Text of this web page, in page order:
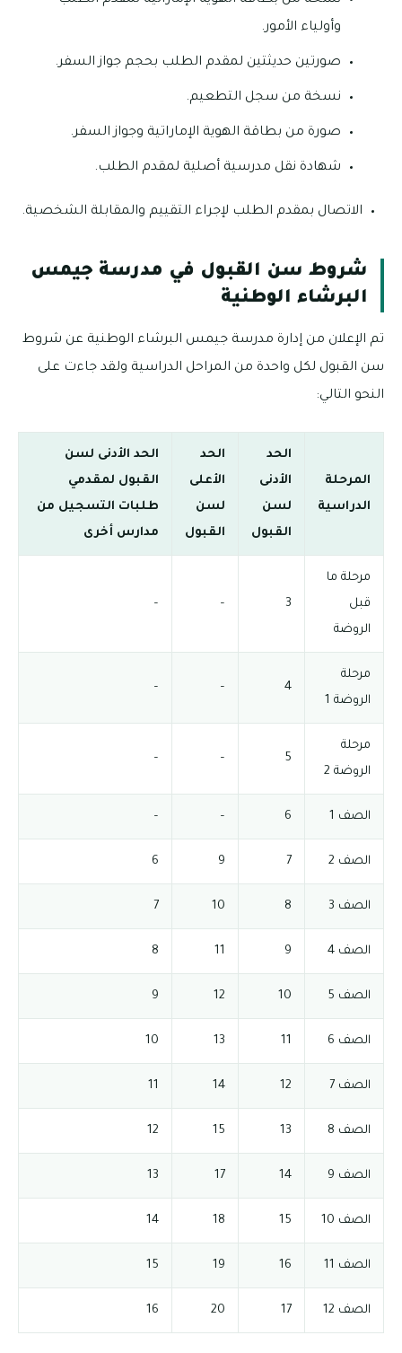
وأولياء الأمور.
صورتين حديثتين لمقدم الطلب بحجم جواز السفر.
نسخة من سجل التطعيم.
صورة من بطاقة الهوية الإماراتية وجواز السفر.
شهادة نقل مدرسية أصلية لمقدم الطلب.
الاتصال بمقدم الطلب لإجراء التقييم والمقابلة الشخصية.
شروط سن القبول في مدرسة جيمس
البرشاء الوطنية
تم الإعلان من إدارة مدرسة جيمس البرشاء الوطنية عن شروط
سن القبول لكل واحدة من المراحل الدراسية ولقد جاءت على
النحو التالي:
المرحلة
الدراسية
الحد
الأدنى
لسن
القبول
الحد
الأعلى
لسن
القبول
الحد الأدنى لسن
القبول لمقدمي
طلبات التسجيل من
مدارس أخرى
مرحلة ما
قبل
الروضة
3
–
–
مرحلة
الروضة 1
4
–
–
مرحلة
الروضة 2
5
–
–
الصف 1 6
–
–
الصف 2 7
9
6
الصف 3 8
10
7
الصف 4 9
11
8
الصف 5 10
12
9
الصف 6 11
13
10
الصف 7 12
14
11
الصف 8 13
15
12
الصف 9 14
17
13
الصف 10 15
18
14
الصف 11 16
19
15
الصف 12 17
20
16